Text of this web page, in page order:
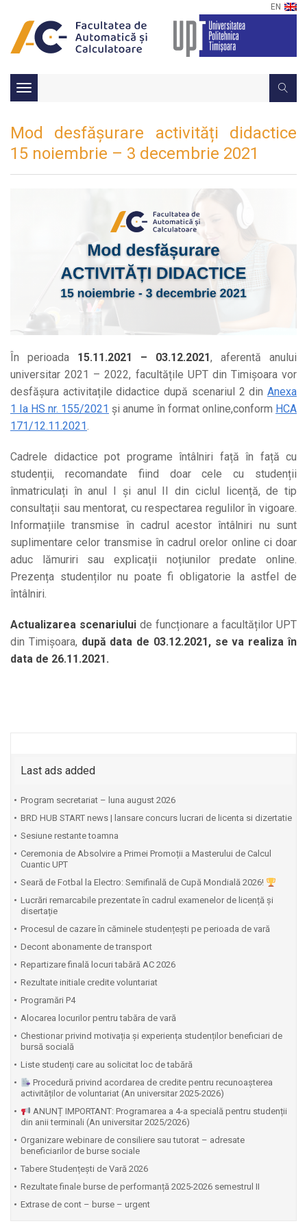
EN
Toggle
navigation
Mod desfășurare activități didactice
15 noiembrie – 3 decembrie 2021
În perioada 15.11.2021 – 03.12.2021, aferentă anului
universitar 2021 – 2022, facultățile UPT din Timișoara vor
desfășura activitațile didactice după scenariul 2 din Anexa
1 Ia HS nr. 155/2021 și anume în format online,conform HCA
171/12.11.2021.
Cadrele didactice pot programe întâlniri față în față cu
studenții, recomandate fiind doar cele cu studenții
înmatriculați în anul I și anul II din ciclul licență, de tip
consultații sau mentorat, cu respectarea regulilor în vigoare.
Informațiile transmise în cadrul acestor întâlniri nu sunt
suplimentare celor transmise în cadrul orelor online ci doar
aduc lămuriri sau explicații noțiunilor predate online.
Prezența studenților nu poate fi obligatorie la astfel de
întâlniri.
Actualizarea scenariului de funcționare a facultăților UPT
din Timișoara, după data de 03.12.2021, se va realiza în
data de 26.11.2021.
Last ads added
Program secretariat – luna august 2026
BRD HUB START news | lansare concurs lucrari de licenta si dizertatie
Sesiune restante toamna
Ceremonia de Absolvire a Primei Promoții a Masterului de Calcul
Cuantic UPT
⁠Seară de Fotbal la Electro: Semifinală de Cupă Mondială 2026!
Lucrări remarcabile prezentate în cadrul examenelor de licență și
disertație
Procesul de cazare în căminele studențești pe perioada de vară
Decont abonamente de transport
Repartizare finală locuri tabără AC 2026
Rezultate initiale credite voluntariat
Programări P4
Alocarea locurilor pentru tabăra de vară
Chestionar privind motivația și experiența studenților beneficiari de
bursă socială
Liste studenți care au solicitat loc de tabără
Procedură privind acordarea de credite pentru recunoașterea
activităților de voluntariat (An universitar 2025-2026)
ANUNȚ IMPORTANT: Programarea a 4-a specială pentru studenții
din anii terminali (An universitar 2025/2026)
Organizare webinare de consiliere sau tutorat – adresate
beneficiarilor de burse sociale
Tabere Studențești de Vară 2026
Rezultate finale burse de performanță 2025-2026 semestrul II
Extrase de cont – burse – urgent